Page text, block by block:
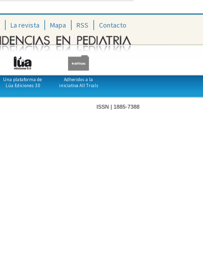
La revista Mapa RSS Contacto
Una plataforma de:
Lúa Ediciones 3.0
Adheridos a la
iniciativa All Trials
ISSN | 1885-7388